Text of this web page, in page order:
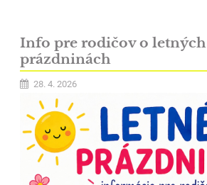
Info pre rodičov o letných
prázdninách
28. 4. 2026